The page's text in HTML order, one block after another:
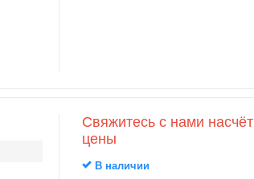
Свяжитесь с нами насчёт
цены
В наличии